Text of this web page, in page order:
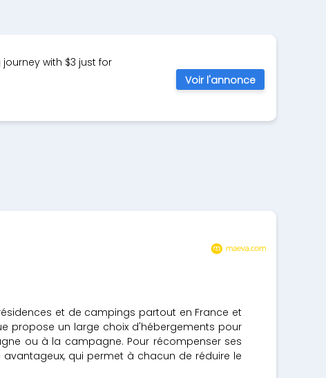
with $3 just for
Voir l'annonce
et de campings partout en France et
propose un large choix d'hébergements pour
ou à la campagne. Pour récompenser ses
qui permet à chacun de réduire le